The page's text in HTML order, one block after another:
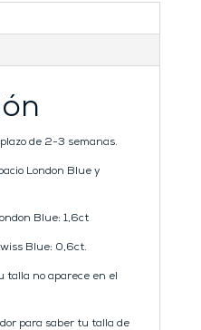
de 2-3 semanas.
London Blue y
Blue: 1,6ct
Blue: 0,6ct.
talla no aparece en el
para saber tu talla de